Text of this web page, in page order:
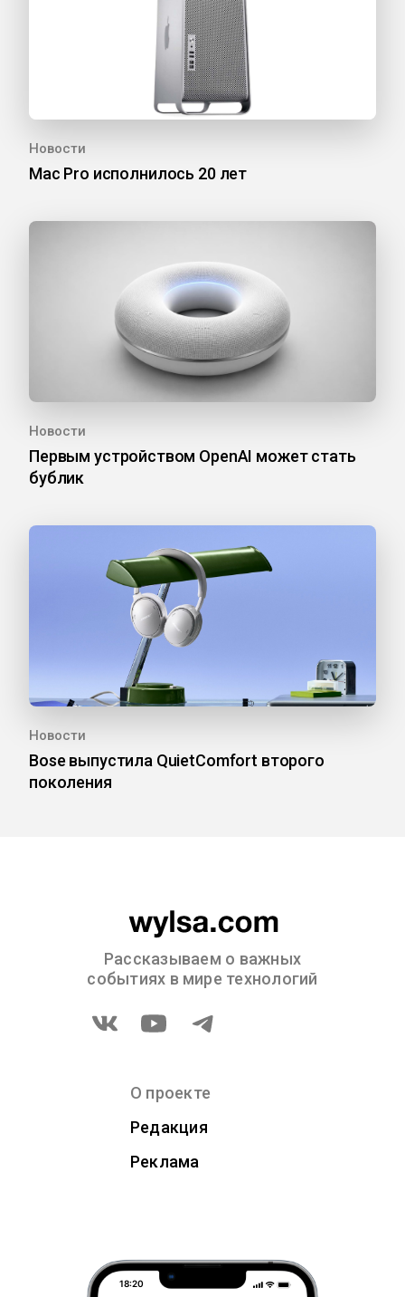
Новости
Mac Pro исполнилось 20 лет
Новости
Первым устройством OpenAI может стать
бублик
Новости
Bose выпустила QuietComfort второго
поколения
Рассказываем о важных
событиях в мире технологий
О проекте
Редакция
Реклама
18:20